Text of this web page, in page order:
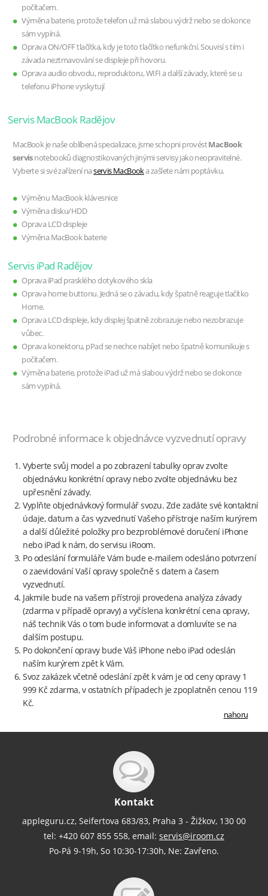
počítačem.
Výměna baterie, protože telefon už má slabou výdrž nebo se dokonce
sám vypíná.
Oprava ON/OFF tlačítka, kdy je toto tlačítko nefunkční. Souvisí s tím i
závada neztmavování se displeje při hovoru.
Oprava audio obvodu, reproduktoru, WIFI a další závady, které se u
telefonu iPhone vyskytují
Servis MacBook Radějov
MacBook je naše oblíbená specializace, jsme schopni provéstMacBook
servisnotebooků diagnostikovaných jinými servisy jako neopravitelné.
Vyberte si své zařízení naservis MacBooka zašlete nám poptávku.
Výměnu MacBook klávesnice
Výměna disku/HDD
Oprava LCD displeje
Výměna MacBook baterie
Servis iPad Radějov
Oprava iPad prasklého dotykového skla
Oprava home buttonu. Jedná se o závadu, kdy špatně reaguje tlačítko
Home.
Oprava LCD displeje, kdy displej špatně zobrazuje nebo nezobrazuje
vůbec.
Oprava konektoru, pPad se nechce nabíjet nebo špatně komunikuje s
počítačem.
Výměna baterie, protože iPad už má slabou výdrž nebo se dokonce
sám vypíná.
Podrobné informace k objednávce vyzvednutí opravy
Vyberte svůj model a po zobrazení tabulky oprav zvolte
objednávku konkrétní opravy nebo zvolte objednávku bez
upřesnění závady.
Vyplňte objednávkový formulář svozu. Zde zadáte své kontaktní
údaje, datum a čas vyzvednutí Vašeho přístroje naším kurýrem
a další důležité položky pro bezproblémové doručení iPhone
nebo iPad k nám, do servisu iRoom.
Po odeslání formuláře Vám bude e-mailem odesláno potvrzení
o zaevidování Vaší opravy společně s datem a časem
vyzvednutí.
Jakmile bude na vašem přístroji provedena analýza závady
(zdarma v případě opravy) a vyčíslena konkrétní cena opravy,
náš technik Vás o tom bude informovat a domluvíte se na
dalším postupu.
Po dokončení opravy bude Váš iPhone nebo iPad odeslán
naším kurýrem zpět k Vám.
Svoz zakázek včetně odeslání zpět k vám je od ceny opravy 1
999 Kč zdarma, v ostatních případech je zpoplatněn cenou 119
Kč.
nahoru
Kontakt
appleguru.cz, Seifertova 683/83, Praha 3 - Žižkov, 130 00
tel: +420 607 855 558, email: servis@iroom.cz
Po-Pá 9-19h, So 10:30-17:30h, Ne: Zavřeno.